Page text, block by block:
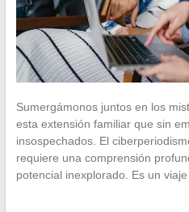
Sumergámonos juntos en los
esta extensión familiar que sin
insospechados. El
requiere una comprensión
potencial inexplorado. Es un